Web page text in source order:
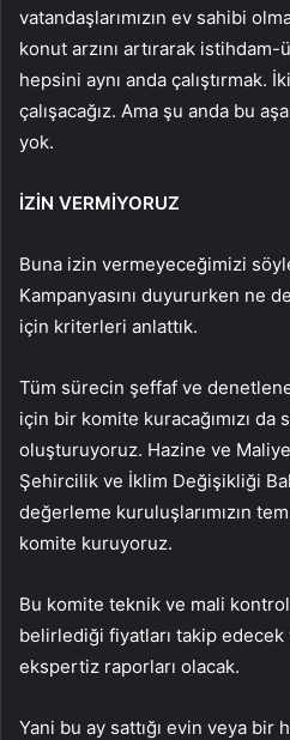
vatandaşlarımızın ev sahibi
konut arzını artırarak istihdam-
hepsini aynı anda çalıştırmak.
çalışacağız. Ama şu anda bu
yok.
İZİN VERMİYORUZ
Buna izin vermeyeceğimizi
Kampanyasını duyururken ne
için kriterleri anlattık.
Tüm sürecin şeffaf ve
için bir komite kuracağımızı da
oluşturuyoruz. Hazine ve Maliye
Şehircilik ve İklim Değişikliği
değerleme kuruluşlarımızın
komite kuruyoruz.
Bu komite teknik ve mali
belirlediği fiyatları takip
ekspertiz raporları olacak.
Yani bu ay sattığı evin veya bir